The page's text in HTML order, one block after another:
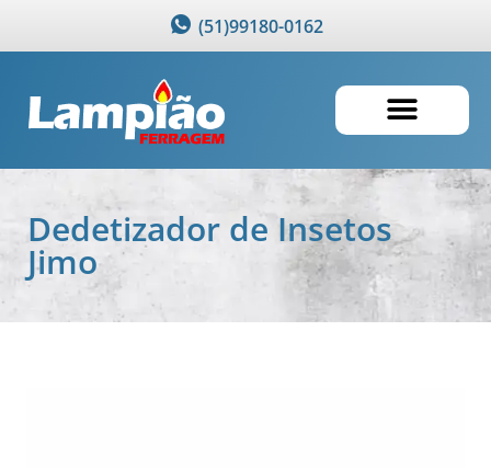
(51)99180-0162
Dedetizador de Insetos
Jimo